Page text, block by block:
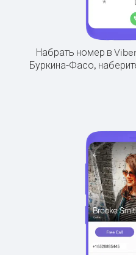
Набрать номер в
Буркина-Фасо,